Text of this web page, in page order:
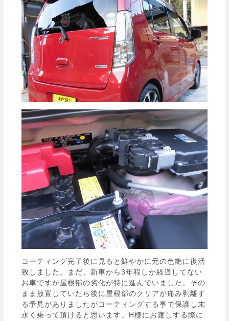
コーティング完了後に見ると鮮やかに元の色艶に復活
致しました。まだ、新車から3年程しか経過してない
お車ですが屋根部の劣化が特に進んでいました。その
まま放置していたら後に屋根部のクリアが痛み剥離す
る予見がありましたがコーティングする事で保護し末
永く乗って頂けると思います。H様にお渡しする際に